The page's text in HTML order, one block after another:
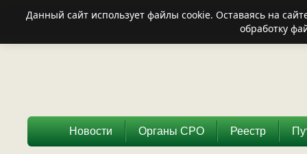
Новости Органы СРО Реестр
Данный сайт использует файлы cookie. Оставаясь на
обработку